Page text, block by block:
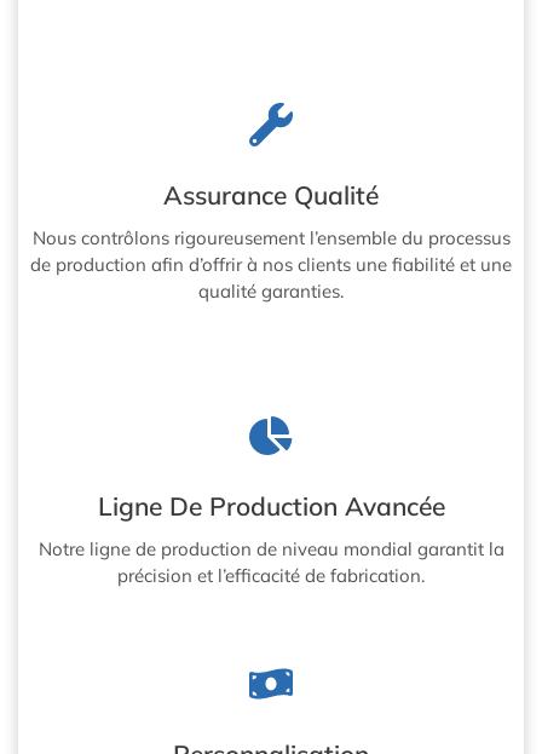
Assurance Qualité
Nous contrôlons rigoureusement l’ensemble du processus
de production afin d’offrir à nos clients une fiabilité et une
qualité garanties.
Ligne De Production Avancée
Notre ligne de production de niveau mondial garantit la
précision et l’efficacité de fabrication.